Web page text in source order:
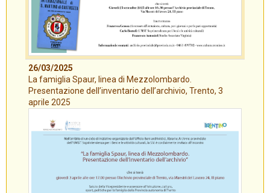
26/03/2025
La famiglia Spaur, linea di Mezzolombardo.
Presentazione dell’inventario dell’archivio, Trento, 3
aprile 2025